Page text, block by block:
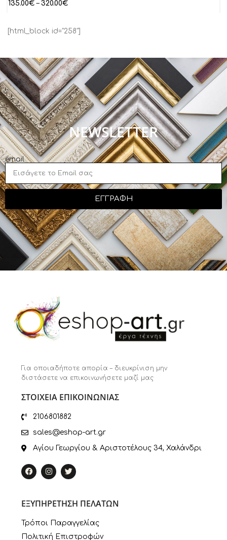
135.00€ – 320.00€
[html_block id="258"]
NEWSLETTER
email
ΕΓΓΡΑΦΗ
Για οποιαδήποτε απορία – διευκρίνιση μην
διστάσετε να επικοινωνήσετε μαζί μας
ΣΤΟΙΧΕΙΑ ΕΠΙΚΟΙΝΩΝΙΑΣ
2106801882
sales@eshop-art.gr
Αγίου Γεωργίου & Αριστοτέλους 34, Χαλάνδρι
ΕΞΥΠΗΡΕΤΗΣΗ ΠΕΛΑΤΩΝ
Τρόποι Παραγγελίας
Πολιτική Επιστροφών